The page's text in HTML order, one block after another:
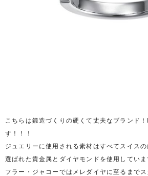
こちらは鍛造づくりの硬くて丈夫なブランド
す！！！
ジュエリーに使用される素材はすべてスイス
選ばれた貴金属とダイヤモンドを使用してい
フラー・ジャコーではメレダイヤに至るまで